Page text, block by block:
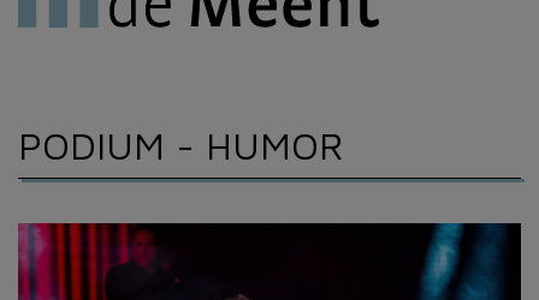
PODIUM - HUMOR